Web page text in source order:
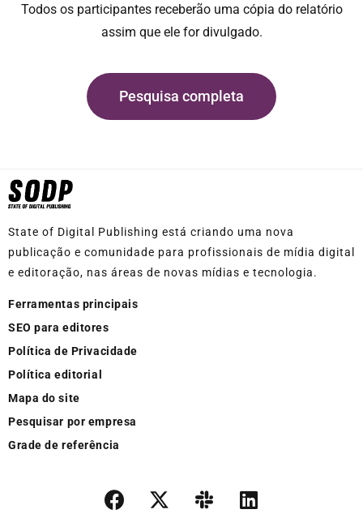
Todos os participantes receberão uma cópia do relatório
assim que ele for divulgado.
Pesquisa completa
State of Digital Publishing está criando uma nova
publicação e comunidade para profissionais de mídia digital
e editoração, nas áreas de novas mídias e tecnologia.
Ferramentas principais
SEO para editores
Política de Privacidade
Política editorial
Mapa do site
Pesquisar por empresa
Grade de referência